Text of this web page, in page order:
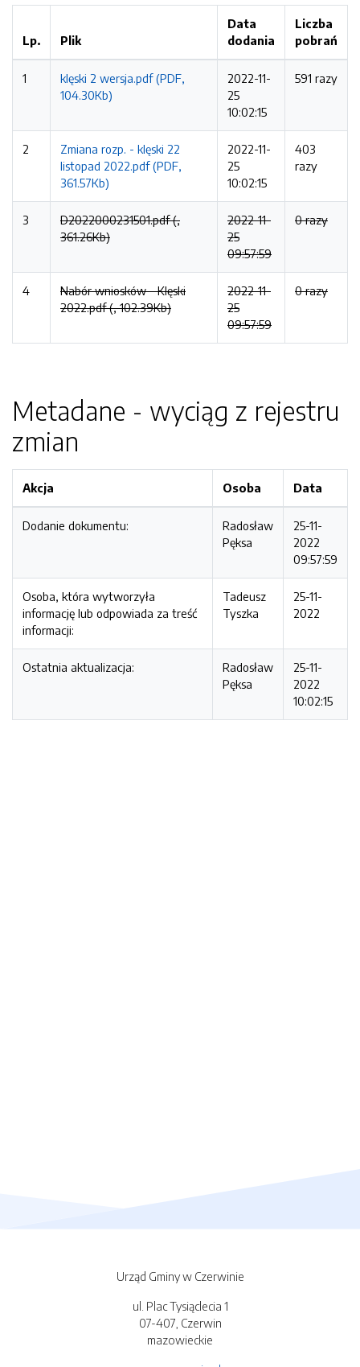
Lp. Plik
Data
dodania
Liczba
pobrań
1
klęski 2 wersja.pdf (PDF,
104.30Kb)
2022-11-
25
10:02:15
591 razy
2
Zmiana rozp. - klęski 22
listopad 2022.pdf (PDF,
361.57Kb)
2022-11-
25
10:02:15
403
razy
3
D2022000231501.pdf (,
361.26Kb)
2022-11-
25
09:57:59
0 razy
4
Nabór wniosków - Klęski
2022.pdf (, 102.39Kb)
2022-11-
25
09:57:59
0 razy
Metadane - wyciąg z rejestru
zmian
Akcja Osoba Data
Dodanie dokumentu:
Radosław
Pęksa
25-11-
2022
09:57:59
Osoba, która wytworzyła
informację lub odpowiada za treść
informacji:
Tadeusz
Tyszka
25-11-
2022
Ostatnia aktualizacja:
Radosław
Pęksa
25-11-
2022
10:02:15
Urząd Gminy w Czerwinie
ul. Plac Tysiąclecia 1
07-407, Czerwin
mazowieckie